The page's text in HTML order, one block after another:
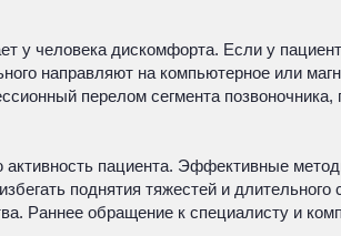
у человека дискомфорта. Если у
направляют на компьютерное или
перелом сегмента позвоночника,
пациента. Эффективные
поднятия тяжестей и длительного
Раннее обращение к специалисту и